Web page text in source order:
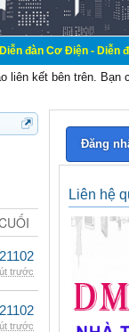
- Diễn đàn Cơ
liên kết bên trên. Bạn
trước
trước
Đăng
Liên hệ